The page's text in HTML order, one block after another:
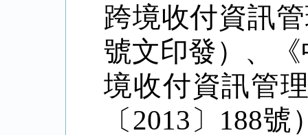
跨境收付資訊
號文印發）、
境收付資訊管
〔2013 〕 188號